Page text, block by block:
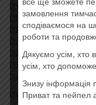
C1 I Wish You Would
C2 Bad Blood
C3 Wildest Dreams
D1 How You Get The
D2 This Love
D3 I Know Places
Стиль: Synth-pop,
замовлення
сподіваємося на
роботи та
Дякуємо усім, хто
усім, хто
Знизу інформація
Приват та пейпел